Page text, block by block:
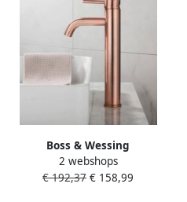
Boss & Wessing
Wastafelkraan BWS Plus 30.5
cm Geborsteld Koper
2 webshops
€ 192,37 € 158,99